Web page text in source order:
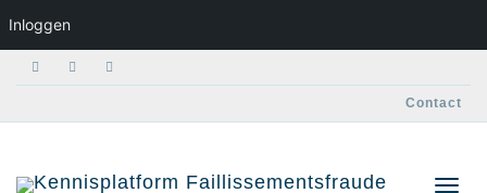
Inloggen
Contact